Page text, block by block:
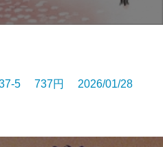
5 737円 2026/01/28